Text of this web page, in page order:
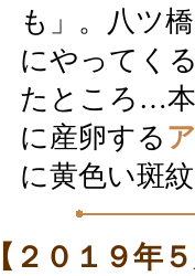
も」。八ツ
にやってく
たところ…
に産卵する
に黄色い斑
【２０１９年